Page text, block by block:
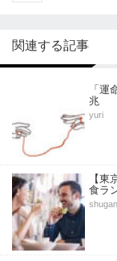
関連する記事
「
兆
yuri
【
食ラ